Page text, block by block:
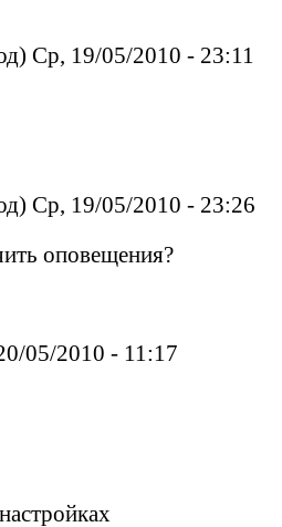
Ср, 19/05/2010 - 23:11
Ср, 19/05/2010 - 23:26
оповещения?
05/2010 - 11:17